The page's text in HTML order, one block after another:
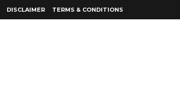
DISCLAIMER TERMS & CONDITIONS